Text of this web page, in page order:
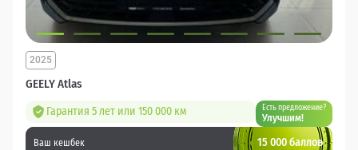
GEELY Atlas
2025
Гарантия 5 лет или 150 000 км Есть предложение?
Улучшим!
Ваш кешбек 15 000 баллов